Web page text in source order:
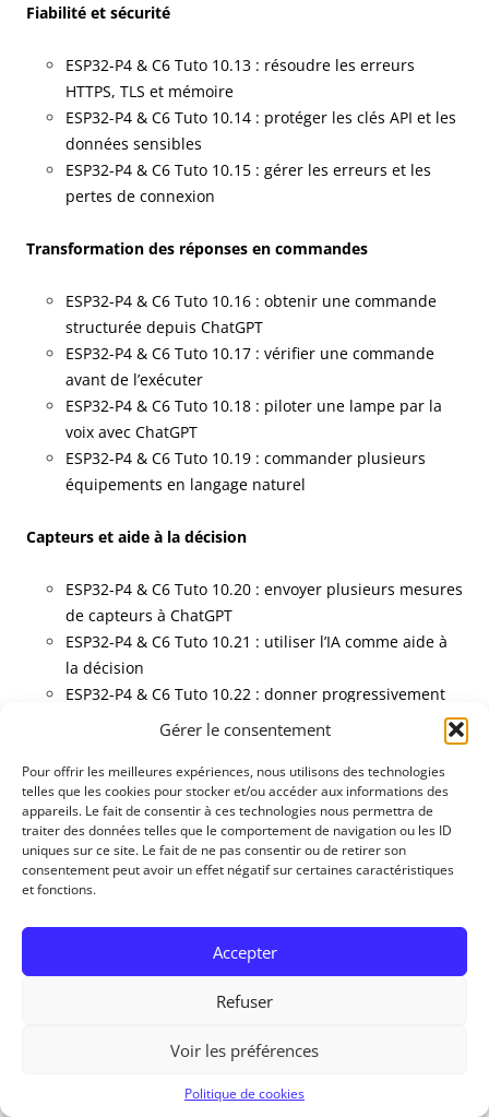
Gérer le consentement
Pour offrir les meilleures expériences, nous utilisons des technologies
telles que les cookies pour stocker et/ou accéder aux informations des
appareils. Le fait de consentir à ces technologies nous permettra de
traiter des données telles que le comportement de navigation ou les ID
uniques sur ce site. Le fait de ne pas consentir ou de retirer son
consentement peut avoir un effet négatif sur certaines caractéristiques
et fonctions.
Accepter
Refuser
Voir les préférences
Politique de cookies
Fiabilité et sécurité
ESP32-P4 & C6 Tuto 10.13 : résoudre les erreurs
HTTPS, TLS et mémoire
ESP32-P4 & C6 Tuto 10.14 : protéger les clés API et les
données sensibles
ESP32-P4 & C6 Tuto 10.15 : gérer les erreurs et les
pertes de connexion
Transformation des réponses en commandes
ESP32-P4 & C6 Tuto 10.16 : obtenir une commande
structurée depuis ChatGPT
ESP32-P4 & C6 Tuto 10.17 : vérifier une commande
avant de l’exécuter
ESP32-P4 & C6 Tuto 10.18 : piloter une lampe par la
voix avec ChatGPT
ESP32-P4 & C6 Tuto 10.19 : commander plusieurs
équipements en langage naturel
Capteurs et aide à la décision
ESP32-P4 & C6 Tuto 10.20 : envoyer plusieurs mesures
de capteurs à ChatGPT
ESP32-P4 & C6 Tuto 10.21 : utiliser l’IA comme aide à
la décision
ESP32-P4 & C6 Tuto 10.22 : donner progressivement
de l’autonomie à l’IA
Intelligence artificielle locale
ESP32-P4 & C6 Tuto 10.23 : installer une intelligence
artificielle locale
ESP32-P4 & C6 Tuto 10.24 : faire dialoguer l’ESP32
ESP32-P4 & C6 Tuto 10.25 : basculer entre une IA
locale et une IA distante
ESP32-P4 & C6 Tuto 10.26 : intégrer une IA légère
directement dans l’ESP32